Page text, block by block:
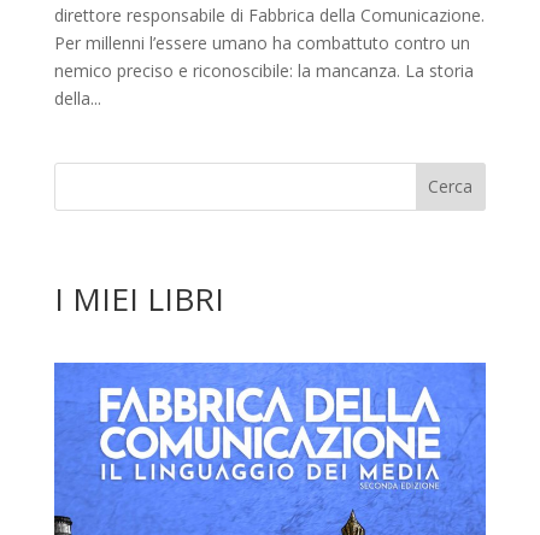
direttore responsabile di Fabbrica della Comunicazione.
Per millenni l’essere umano ha combattuto contro un
nemico preciso e riconoscibile: la mancanza. La storia
della...
I MIEI LIBRI